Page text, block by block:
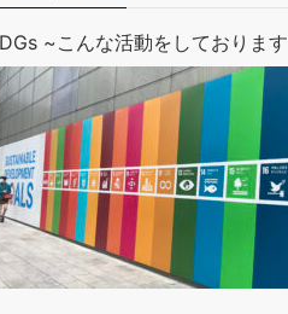
~こんな活動をしております